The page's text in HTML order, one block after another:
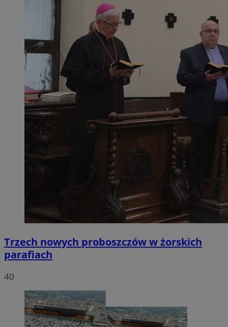
Trzech nowych proboszczów w żorskich
parafiach
40